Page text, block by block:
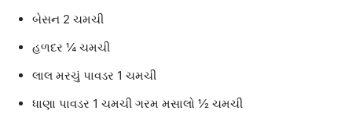
બેસન 2 ચમચી
હળદર ¼ ચમચી
લાલ મરચું પાવડર 1 ચમચી
ધાણા પાવડર 1 ચમચી ગરમ મસાલો ½ ચમચી